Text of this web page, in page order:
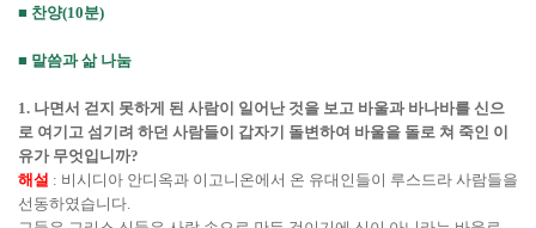
■ 찬양(10분)
■ 말씀과 삶 나눔
1. 나면서 걷지 못하게 된 사람이 일어난 것을 보고 바울과 바나바를 신으
로 여기고 섬기려 하던 사람들이 갑자기 돌변하여 바울을 돌로 쳐 죽인 이
유가 무엇입니까?
해설 : 비시디아 안디옥과 이고니온에서 온 유대인들이 루스드라 사람들을
선동하였습니다.